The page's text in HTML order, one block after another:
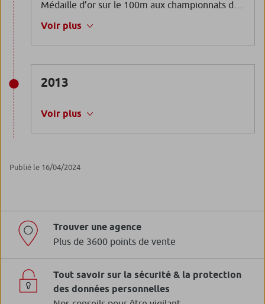
Voir plus
2013
Voir plus
Publié le 16/04/2024
Trouver une agence
Plus de 3600 points de vente
Tout savoir sur la sécurité & la protection
des données personnelles